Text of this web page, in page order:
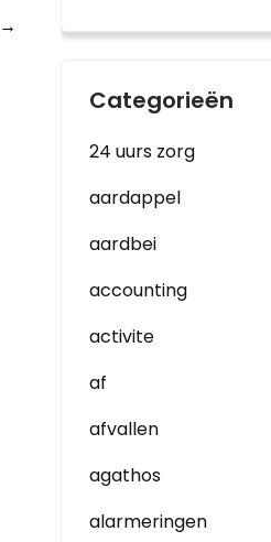
→
Categorieën
24 uurs zorg
aardappel
aardbei
accounting
activite
af
afvallen
agathos
alarmeringen